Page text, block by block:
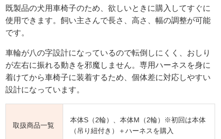
既製品の犬用車椅子のため、欲しいときに購入してすぐに
使用できます。飼い主さんで長さ、高さ、幅の調整が可能
です。
車輪が八の字設計になっているので転倒しにくく、おしり
が左右に振れる動きを邪魔しません。専用ハーネスを身に
着けてから車椅子に装着するため、個体差に対応しやすい
設計になっています。
取扱商品一覧
本体S（2輪）、本体M（2輪）※初回は本体
（吊り紐付き）＋ハーネスを購入